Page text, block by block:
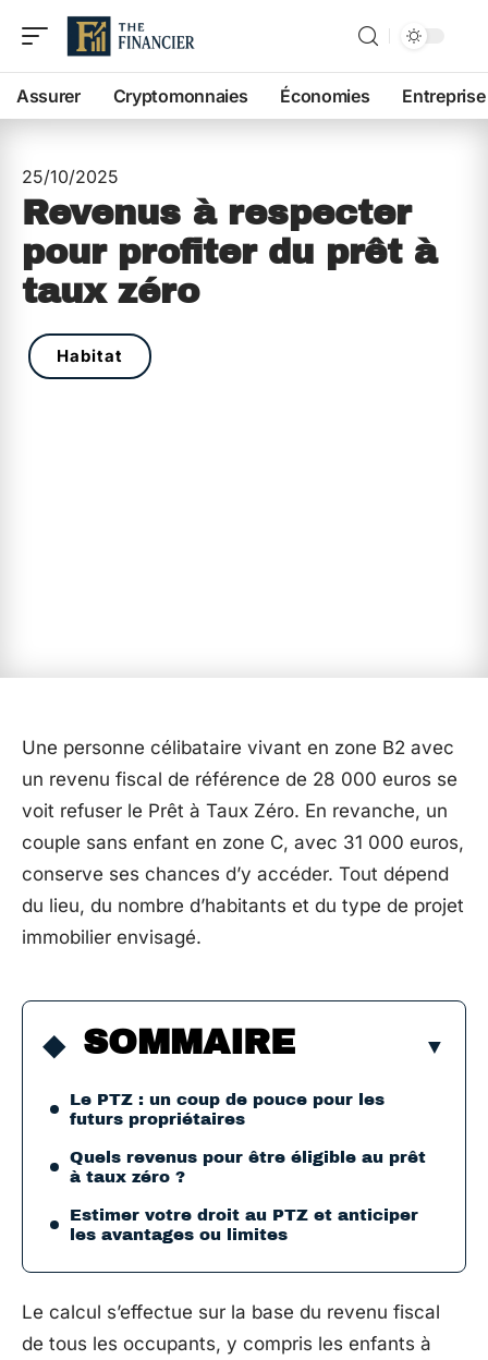
Assurer Cryptomonnaies Économies Entreprise
25/10/2025
Revenus à respecter
pour profiter du prêt à
taux zéro
Habitat
Une personne célibataire vivant en zone B2 avec
un revenu fiscal de référence de 28 000 euros se
voit refuser le Prêt à Taux Zéro. En revanche, un
couple sans enfant en zone C, avec 31 000 euros,
conserve ses chances d’y accéder. Tout dépend
du lieu, du nombre d’habitants et du type de projet
immobilier envisagé.
SOMMAIRE
Le PTZ : un coup de pouce pour les
futurs propriétaires
Quels revenus pour être éligible au prêt
à taux zéro ?
Estimer votre droit au PTZ et anticiper
les avantages ou limites
Le calcul s’effectue sur la base du revenu fiscal
de tous les occupants, y compris les enfants à